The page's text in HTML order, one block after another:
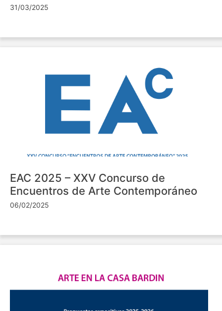
31/03/2025
EAC 2025 – XXV Concurso de
Encuentros de Arte Contemporáneo
06/02/2025